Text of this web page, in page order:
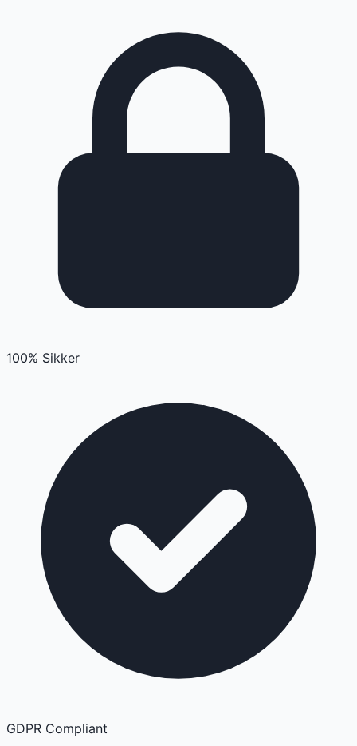
100% Sikker
GDPR Compliant